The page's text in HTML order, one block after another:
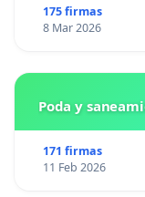
175 firmas
8 Mar 2026
Poda y
171 firmas
11 Feb 2026